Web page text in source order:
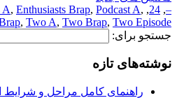
–
,
24
,
A, Enthusiasts Brap, Podcast A,
, Two A, Two Brap, Two Episode
جستجو برای:
نوشته‌های تازه